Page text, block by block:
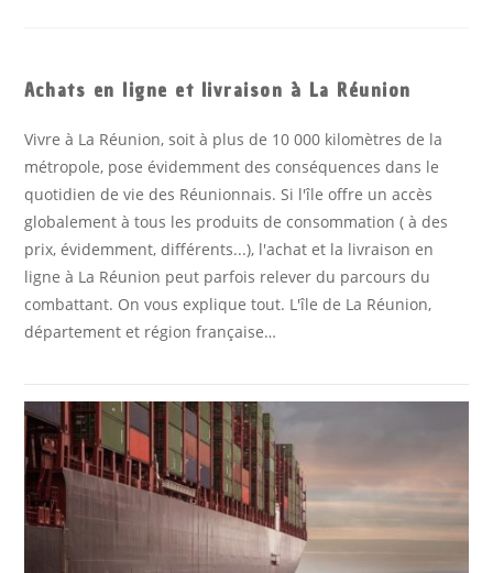
Achats en ligne et livraison à La Réunion
Vivre à La Réunion, soit à plus de 10 000 kilomètres de la
métropole, pose évidemment des conséquences dans le
quotidien de vie des Réunionnais. Si l'île offre un accès
globalement à tous les produits de consommation ( à des
prix, évidemment, différents...), l'achat et la livraison en
ligne à La Réunion peut parfois relever du parcours du
combattant. On vous explique tout. L'île de La Réunion,
département et région française…